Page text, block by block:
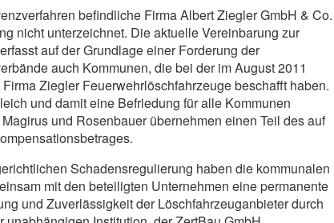
befindliche Firma Albert Ziegler GmbH & Co.
nicht unterzeichnet. Die aktuelle Vereinbarung zur
auf der Grundlage einer Forderung der
auch Kommunen, die bei der im August 2011
Ziegler Feuerwehrlöschfahrzeuge beschafft haben.
und damit eine Befriedung für alle Kommunen
und Rosenbauer übernehmen einen Teil des auf
Schadensregulierung haben die kommunalen
mit den beteiligten Unternehmen eine permanente
und Zuverlässigkeit der Löschfahrzeuganbieter durch